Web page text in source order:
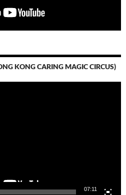
KONG CARING MAGIC CIRCUS)
07:11